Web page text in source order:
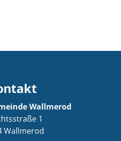
Wallmerod
1
Wallmerod